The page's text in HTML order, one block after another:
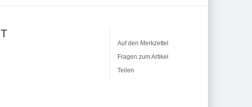
Auf den Merkzettel
Fragen zum Artikel
Teilen